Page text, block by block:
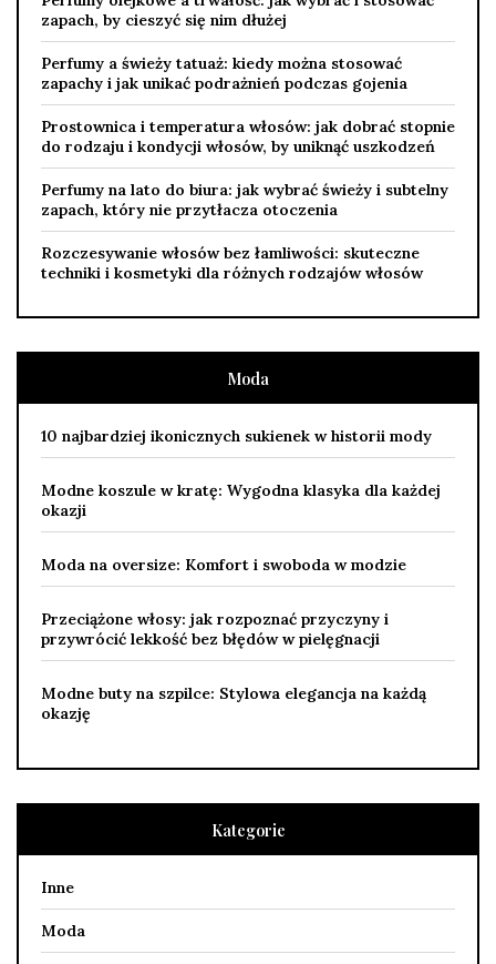
zapach, by cieszyć się nim dłużej
Perfumy a świeży tatuaż: kiedy można stosować
zapachy i jak unikać podrażnień podczas gojenia
Prostownica i temperatura włosów: jak dobrać stopnie
do rodzaju i kondycji włosów, by uniknąć uszkodzeń
Perfumy na lato do biura: jak wybrać świeży i subtelny
zapach, który nie przytłacza otoczenia
Rozczesywanie włosów bez łamliwości: skuteczne
techniki i kosmetyki dla różnych rodzajów włosów
Moda
10 najbardziej ikonicznych sukienek w historii mody
Modne koszule w kratę: Wygodna klasyka dla każdej
okazji
Moda na oversize: Komfort i swoboda w modzie
Przeciążone włosy: jak rozpoznać przyczyny i
przywrócić lekkość bez błędów w pielęgnacji
Modne buty na szpilce: Stylowa elegancja na każdą
okazję
Kategorie
Inne
Moda